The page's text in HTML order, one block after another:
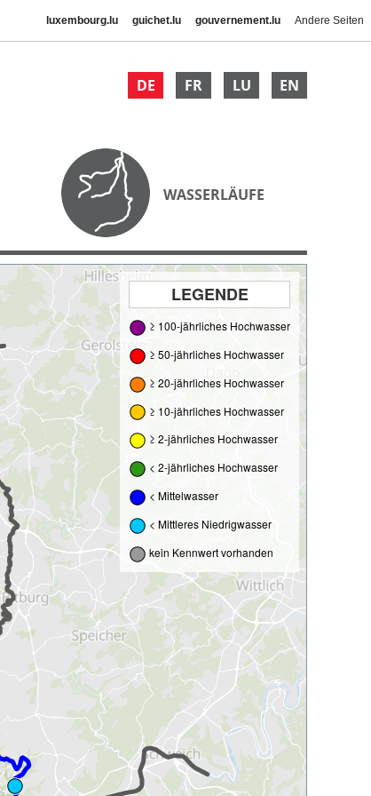
luxembourg.lu guichet.lu gouvernement.lu Andere Seiten
DE FR LU EN
WASSERLÄUFE
LEGENDE
≥ 100-jährliches Hochwasser
≥ 50-jährliches Hochwasser
≥ 20-jährliches Hochwasser
≥ 10-jährliches Hochwasser
≥ 2-jährliches Hochwasser
< 2-jährliches Hochwasser
< Mittelwasser
< Mittleres Niedrigwasser
kein Kennwert vorhanden